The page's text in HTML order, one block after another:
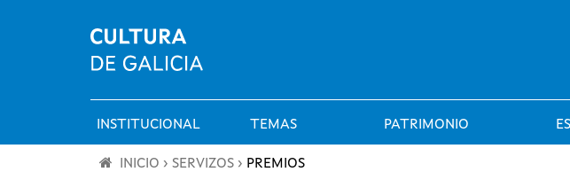
Menú
INSTITUCIONAL TEMAS PATRIMONIO
INICIO › SERVIZOS › PREMIOS